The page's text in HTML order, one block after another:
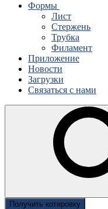
Формы
Лист
Стержень
Трубка
Филамент
Приложение
Новости
Загрузки
Связаться с нами
Получить котировку